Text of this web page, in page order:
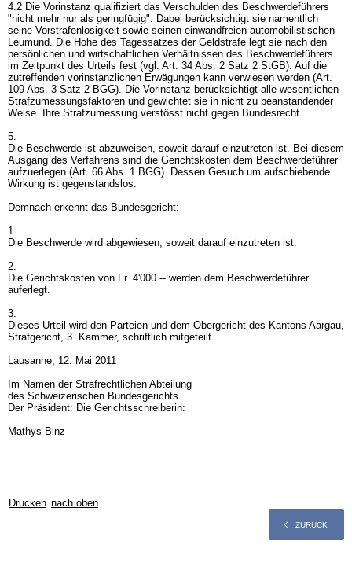
4.2 Die Vorinstanz qualifiziert das Verschulden des Beschwerdeführers
"nicht mehr nur als geringfügig". Dabei berücksichtigt sie namentlich
seine Vorstrafenlosigkeit sowie seinen einwandfreien automobilistischen
Leumund. Die Höhe des Tagessatzes der Geldstrafe legt sie nach den
persönlichen und wirtschaftlichen Verhältnissen des Beschwerdeführers
im Zeitpunkt des Urteils fest (vgl. Art. 34 Abs. 2 Satz 2 StGB). Auf die
zutreffenden vorinstanzlichen Erwägungen kann verwiesen werden (Art.
109 Abs. 3 Satz 2 BGG). Die Vorinstanz berücksichtigt alle wesentlichen
Strafzumessungsfaktoren und gewichtet sie in nicht zu beanstandender
Weise. Ihre Strafzumessung verstösst nicht gegen Bundesrecht.
5.
Die Beschwerde ist abzuweisen, soweit darauf einzutreten ist. Bei diesem
Ausgang des Verfahrens sind die Gerichtskosten dem Beschwerdeführer
aufzuerlegen (Art. 66 Abs. 1 BGG). Dessen Gesuch um aufschiebende
Wirkung ist gegenstandslos.
Demnach erkennt das Bundesgericht:
1.
Die Beschwerde wird abgewiesen, soweit darauf einzutreten ist.
2.
Die Gerichtskosten von Fr. 4'000.-- werden dem Beschwerdeführer
auferlegt.
3.
Dieses Urteil wird den Parteien und dem Obergericht des Kantons Aargau,
Strafgericht, 3. Kammer, schriftlich mitgeteilt.
Lausanne, 12. Mai 2011
Im Namen der Strafrechtlichen Abteilung
des Schweizerischen Bundesgerichts
Der Präsident: Die Gerichtsschreiberin:
Mathys Binz
Drucken nach oben
ZURÜCK